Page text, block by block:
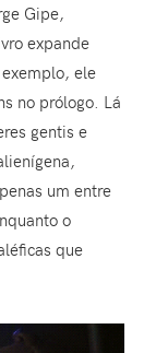
Gipe,
expande
ele
no prólogo. Lá
gentis e
um entre
o
que